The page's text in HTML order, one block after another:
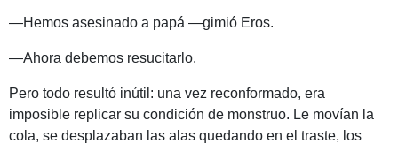
—Hemos asesinado a papá —gimió Eros.
—Ahora debemos resucitarlo.
Pero todo resultó inútil: una vez reconformado, era
imposible replicar su condición de monstruo. Le movían la
cola, se desplazaban las alas quedando en el traste, los